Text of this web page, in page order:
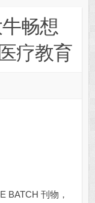
畅想
疗教育
刊物，